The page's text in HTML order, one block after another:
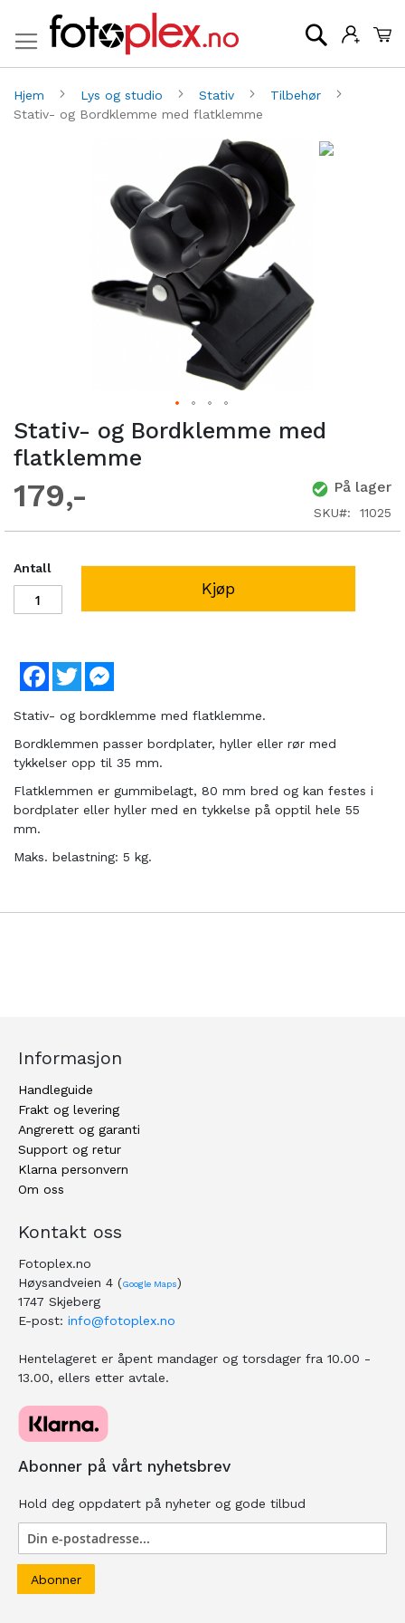
Søk
Hjem Lys og studio Stativ
Tilbehør
Stativ- og Bordklemme med flatklemme
Stativ- og Bordklemme med
flatklemme
179 På lager
SKU 11025
Antall
Kjøp
Facebook
Twitter
Stativ- og bordklemme med flatklemme.
Bordklemmen passer bordplater, hyller eller rør med
tykkelser opp til 35 mm.
Flatklemmen er gummibelagt, 80 mm bred og kan festes i
bordplater eller hyller med en tykkelse på opptil hele 55
mm.
Maks. belastning: 5 kg.
Informasjon
Handleguide
Frakt og levering
Angrerett og garanti
Support og retur
Klarna personvern
Om oss
Kontakt oss
Fotoplex.no
Høysandveien 4 (Google Maps)
1747 Skjeberg
E-post: info@fotoplex.no
Hentelageret er åpent mandager og torsdager fra 10.00 -
13.00, ellers etter avtale.
Abonner på vårt nyhetsbrev
Hold deg oppdatert på nyheter og gode tilbud
Abonner